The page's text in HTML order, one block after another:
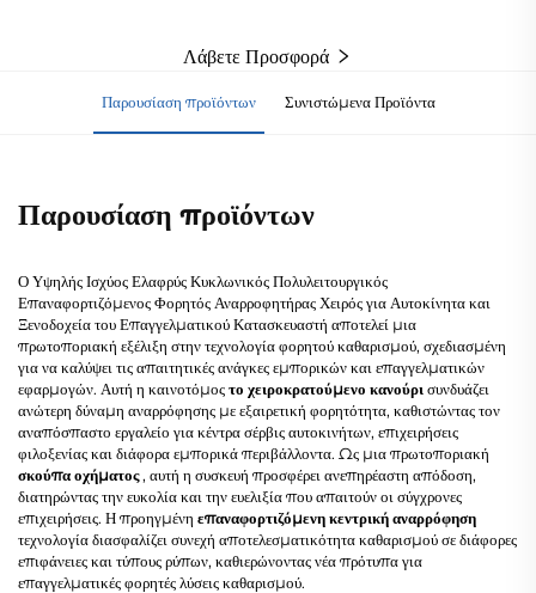
Λάβετε Προσφορά
Παρουσίαση προϊόντων Συνιστώμενα Προϊόντα
Παρουσίαση προϊόντων
Ο Υψηλής Ισχύος Ελαφρύς Κυκλωνικός Πολυλειτουργικός
Επαναφορτιζόμενος Φορητός Αναρροφητήρας Χειρός για Αυτοκίνητα και
Ξενοδοχεία του Επαγγελματικού Κατασκευαστή αποτελεί μια
πρωτοποριακή εξέλιξη στην τεχνολογία φορητού καθαρισμού, σχεδιασμένη
για να καλύψει τις απαιτητικές ανάγκες εμπορικών και επαγγελματικών
εφαρμογών. Αυτή η καινοτόμοςτο χειροκρατούμενο κανούρι συνδυάζει
ανώτερη δύναμη αναρρόφησης με εξαιρετική φορητότητα, καθιστώντας τον
αναπόσπαστο εργαλείο για κέντρα σέρβις αυτοκινήτων, επιχειρήσεις
φιλοξενίας και διάφορα εμπορικά περιβάλλοντα. Ως μια πρωτοποριακή
σκούπα οχήματος, αυτή η συσκευή προσφέρει ανεπηρέαστη απόδοση,
διατηρώντας την ευκολία και την ευελιξία που απαιτούν οι σύγχρονες
επιχειρήσεις. Η προηγμένη επαναφορτιζόμενη κεντρική αναρρόφηση
τεχνολογία διασφαλίζει συνεχή αποτελεσματικότητα καθαρισμού σε διάφορες
επιφάνειες και τύπους ρύπων, καθιερώνοντας νέα πρότυπα για
επαγγελματικές φορητές λύσεις καθαρισμού.